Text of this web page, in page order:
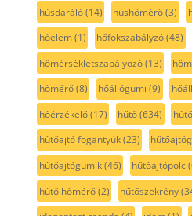
húsdaráló(14) húshőmérő(3)
hőelem(1) hőfokszabályzó(48)
hőmérsékletszabályozó(13)
hőmérő(8) hőállógumi (9)
hőérzékelő(17) hűtő(634)
hűtőajtó fogantyúk(23)
hűtőajtógumik(46) hűtőajtópolc
hűtő hőmérő(2) hűtőszekrény